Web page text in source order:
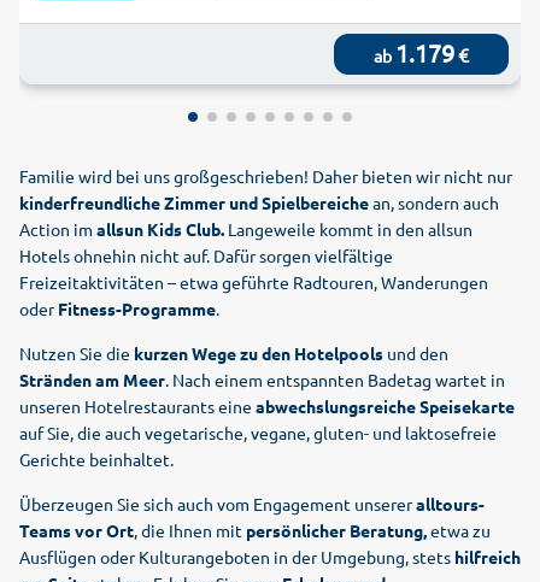
ab 1.179€
Familie wird bei uns großgeschrieben! Daher bieten wir nicht nur
kinderfreundliche Zimmer und Spielbereichean, sondern auch
Action im allsun Kids Club. Langeweile kommt in den allsun
Hotels ohnehin nicht auf. Dafür sorgen vielfältige
Freizeitaktivitäten – etwa geführte Radtouren, Wanderungen
oderFitness-Programme.
Nutzen Sie die kurzen Wege zu den Hotelpools und den
Stränden am Meer. Nach einem entspannten Badetag wartet in
unseren Hotelrestaurants eine abwechslungsreiche Speisekarte
auf Sie, die auch vegetarische, vegane, gluten- und laktosefreie
Gerichte beinhaltet.
Überzeugen Sie sich auch vom Engagement unsereralltours-
Teams vor Ort, die Ihnen mit persönlicher Beratung,etwa zu
Ausflügen oder Kulturangeboten in der Umgebung, stets hilfreich